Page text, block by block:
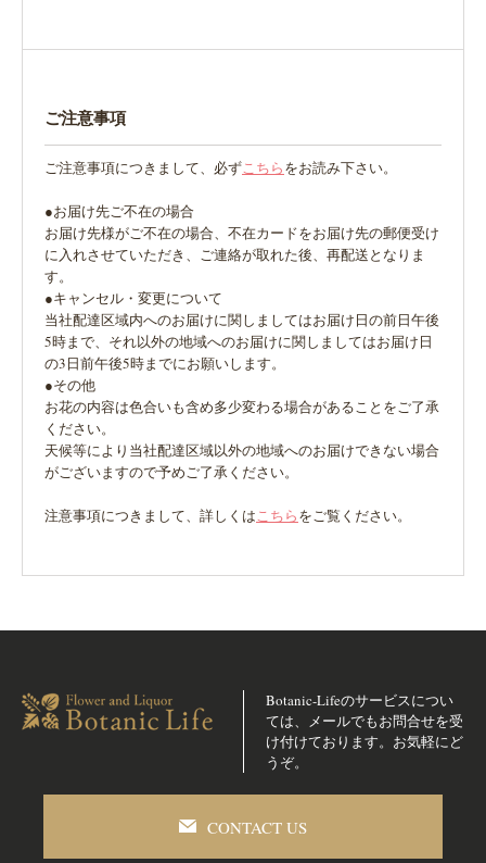
ご注意事項
ご注意事項につきまして、必ずこちらをお読み下さい。
●お届け先ご不在の場合
お届け先様がご不在の場合、不在カードをお届け先の郵便受け
に入れさせていただき、ご連絡が取れた後、再配送となりま
す。
●キャンセル・変更について
当社配達区域内へのお届けに関しましてはお届け日の前日午後
5時まで、それ以外の地域へのお届けに関しましてはお届け日
の3日前午後5時までにお願いします。
●その他
お花の内容は色合いも含め多少変わる場合があることをご了承
ください。
天候等により当社配達区域以外の地域へのお届けできない場合
がございますので予めご了承ください。
注意事項につきまして、詳しくはこちらをご覧ください。
Botanic-Lifeのサービスについ
ては、メールでもお問合せを受
け付けております。お気軽にど
うぞ。
CONTACT US